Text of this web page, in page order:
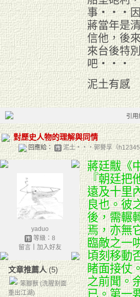
事‧‧‧因
蔣當年是
信他，後
來台後特
吧‧‧‧
泥土有感
引
對歷史人物的理解與同情
回應給： 泥土‧‧‧郭譽孚（
yaduo
等級：8
留言｜ 加入好友
文章推薦人(5)
笨腳獸 (洗腥割面
重出江湖)
蔣廷黻《
『朝廷把
遠及十里
良也。彼
後，需輾
焉，亦無
臨敵之一
頃刻移動
睹面接仗
之前聞。
已。第一